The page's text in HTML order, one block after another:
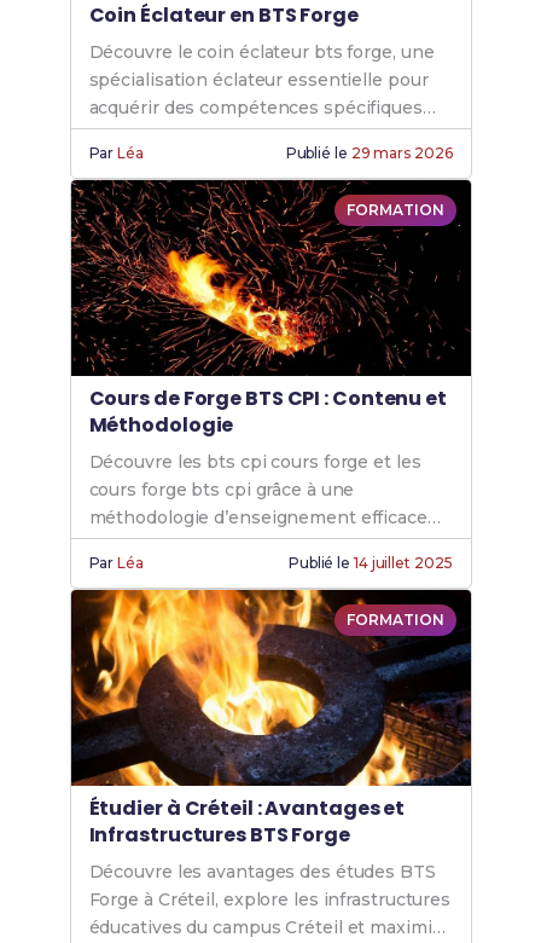
Coin Éclateur en BTS Forge
Découvre le coin éclateur bts forge, une
spécialisation éclateur essentielle pour
acquérir des compétences spécifiques
grâce à nos formations éclateur forge de
qualité.
ParLéa Publié le 29 mars 2026
FORMATION
Cours de Forge BTS CPI : Contenu et
Méthodologie
Découvre les bts cpi cours forge et les
cours forge bts cpi grâce à une
méthodologie d’enseignement efficace
pour renforcer tes compétences forge
CPI.
ParLéa Publié le 14 juillet 2025
FORMATION
Étudier à Créteil : Avantages et
Infrastructures BTS Forge
Découvre les avantages des études BTS
Forge à Créteil, explore les infrastructures
éducatives du campus Créteil et maximise